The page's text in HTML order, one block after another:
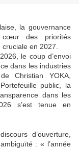
la gouvernance
cœur des priorités
en 2027.
le coup d’envoi
dans les industries
Christian YOKA,
public, la
dans les
s’est tenue en
d’ouverture,
: « l’année